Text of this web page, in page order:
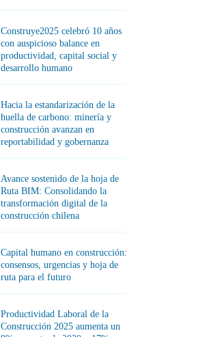
Construye2025 celebró 10 años
con auspicioso balance en
productividad, capital social y
desarrollo humano
Hacia la estandarización de la
huella de carbono: minería y
construcción avanzan en
reportabilidad y gobernanza
Avance sostenido de la hoja de
Ruta BIM: Consolidando la
transformación digital de la
construcción chilena
Capital humano en construcción:
consensos, urgencias y hoja de
ruta para el futuro
Productividad Laboral de la
Construcción 2025 aumenta un